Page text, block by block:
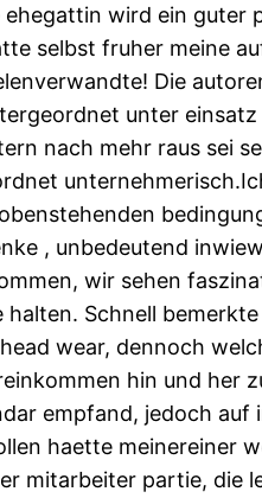
wird ein
selbst fruher meine
Die
unter
nach mehr raus sei
, unbedeutend
wir sehen
Schnell
wear, dennoch
hin und
empfand, jedoch
haette
mitarbeiter partie, die